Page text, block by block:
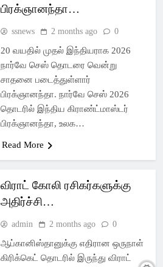
பிரக்ஞானந்தா…
ssnews 2 months ago 0
20 வயதில் முதல் இந்தியராக 2026
நார்வே செஸ் தொடரை வென்று
சாதனை படைத்துள்ளார்
பிரக்ஞானந்தா. நார்வே செஸ் 2026
தொடரில் இந்திய கிராண்ட்மாஸ்டர்
பிரக்ஞானந்தா, உலக…
Read More
விராட் கோலி ரசிகர்களுக்கு
அதிர்ச்சி…
admin 2 months ago 0
ஆப்கானிஸ்தானுக்கு எதிரான ஒருநாள்
கிரிக்கெட் தொடரில் இருந்து விராட்